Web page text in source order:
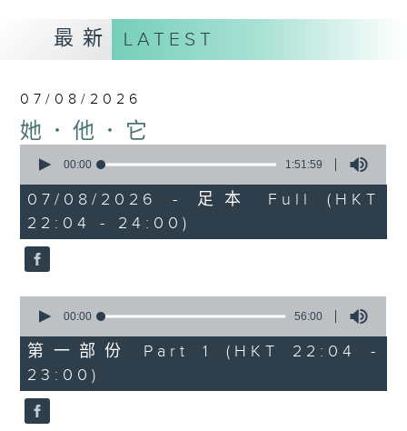
最新 LATEST
07/08/2026
她．他．它
seconds
1
hour,
51
minutes,
59
seconds
00:00 1:51:59
07/08/2026 - 足本 Full (HKT
22:04 - 24:00)
seconds
56
minutes,
0
seconds
00:00 56:00
第一部份 Part 1 (HKT 22:04 -
23:00)